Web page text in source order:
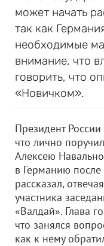
может начать
так как
необходимые
внимание, что
говорить, что
«Новичком».
Президент
что лично
Алексею
в Германию
рассказал,
участника
«Валдай». Глава
что занялся
как к нему